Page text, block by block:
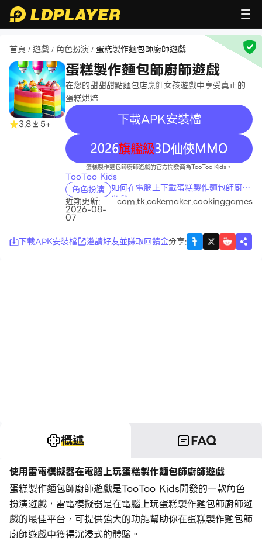
首頁 / 遊戲 / 角色扮演 / 蛋糕製作麵包師廚師遊戲
3.8 5+
蛋糕製作麵包師廚師遊戲
在您的甜甜甜點麵包店烹飪女孩遊戲中享受真正的
蛋糕烘焙
下載APK安裝檔
recommend
蛋糕製作麵包師廚師遊戲的官方開發商為TooToo Kids。
TooToo Kids
角色扮演 如何在電腦上下載蛋糕製作麵包師廚師
遊戲
近期更新:
2026-08-
07
com.tk.cakemaker.cookinggames
下載APK安裝檔 邀請好友並賺取回饋金分享:
概述 FAQ
使用雷電模擬器在電腦上玩蛋糕製作麵包師廚師遊戲
蛋糕製作麵包師廚師遊戲是TooToo Kids開發的一款角色
扮演遊戲，雷電模擬器是在電腦上玩蛋糕製作麵包師廚師遊
戲的最佳平台，可提供強大的功能幫助你在蛋糕製作麵包師
廚師遊戲中獲得沉浸式的體驗。